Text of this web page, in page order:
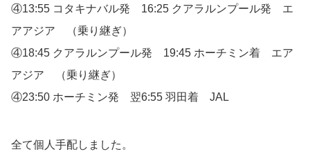
④13:55 コタキナバル発 16:25 クアラルンプール発 エ
アアジア （乗り継ぎ）
④18:45 クアラルンプール発 19:45 ホーチミン着 エア
アジア （乗り継ぎ）
④23:50 ホーチミン発 翌6:55 羽田着 JAL
全て個人手配しました。